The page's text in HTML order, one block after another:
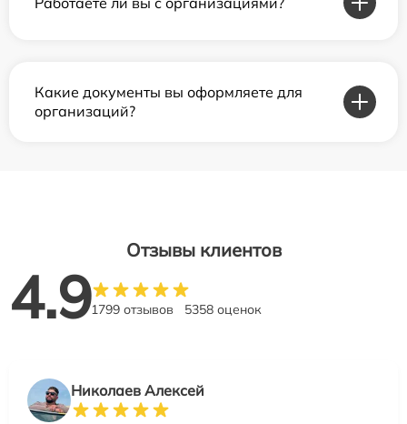
Какие документы вы оформляете для
организаций?
Отзывы клиентов
4.91799 отзывов 5358 оценок
Николаев Алексей